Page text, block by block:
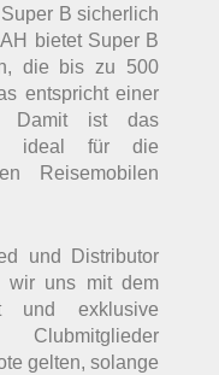
B sicherlich
bietet Super B
die bis zu 500
entspricht einer
Damit ist das
ideal für die
Reisemobilen
und Distributor
wir uns mit dem
und exklusive
gelten, solange